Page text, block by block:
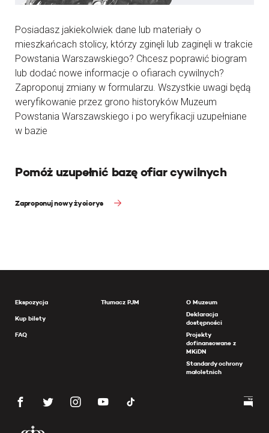
Posiadasz jakiekolwiek dane lub materiały o
mieszkańcach stolicy, którzy zginęli lub zaginęli w trakcie
Powstania Warszawskiego? Chcesz poprawić biogram
lub dodać nowe informacje o ofiarach cywilnych?
Zaproponuj zmiany w formularzu. Wszystkie uwagi będą
weryfikowanie przez grono historyków Muzeum
Powstania Warszawskiego i po weryfikacji uzupełniane
w bazie
Pomóż uzupełnić bazę ofiar cywilnych
Zaproponuj nowy życiorys
Ekspozycja
Kup bilety
FAQ
Tłumacz PJM
O Muzeum
Deklaracja
dostępności
Projekty
dofinansowane z
MKiDN
Standardy ochrony
małoletnich